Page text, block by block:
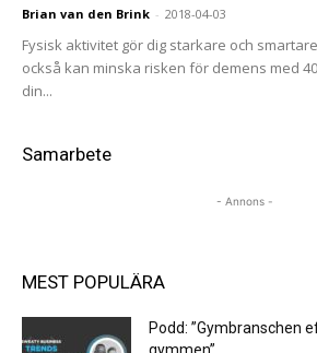
Brian van den Brink - 2018-04-03
Fysisk aktivitet gör dig starkare och
också kan minska risken för demens med
din...
Samarbete
- Annons -
MEST POPULÄRA
Podd: ”Gymbranschen